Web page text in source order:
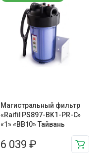
Магистральный фильтр
«Raifil PS897-BK1-PR-С»
«1» «BB10» Тайвань
6 039 ₽